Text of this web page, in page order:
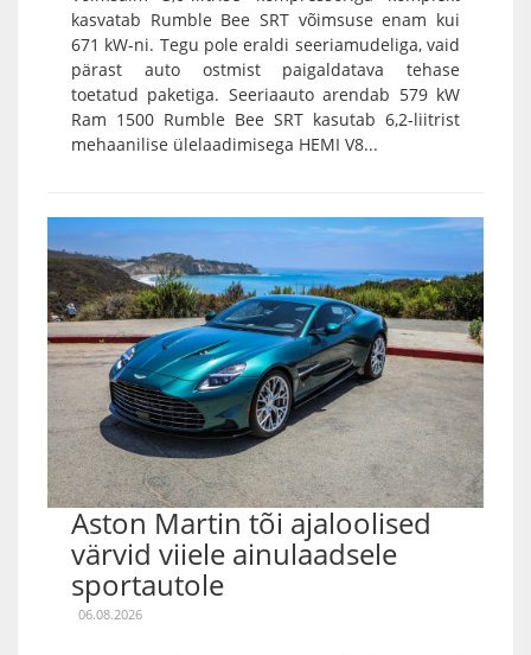
kasvatab Rumble Bee SRT võimsuse enam kui
671 kW-ni. Tegu pole eraldi seeriamudeliga, vaid
pärast auto ostmist paigaldatava tehase
toetatud paketiga. Seeriaauto arendab 579 kW
Ram 1500 Rumble Bee SRT kasutab 6,2-liitrist
mehaanilise ülelaadimisega HEMI V8...
Aston Martin tõi ajaloolised
värvid viiele ainulaadsele
sportautole
06.08.2026